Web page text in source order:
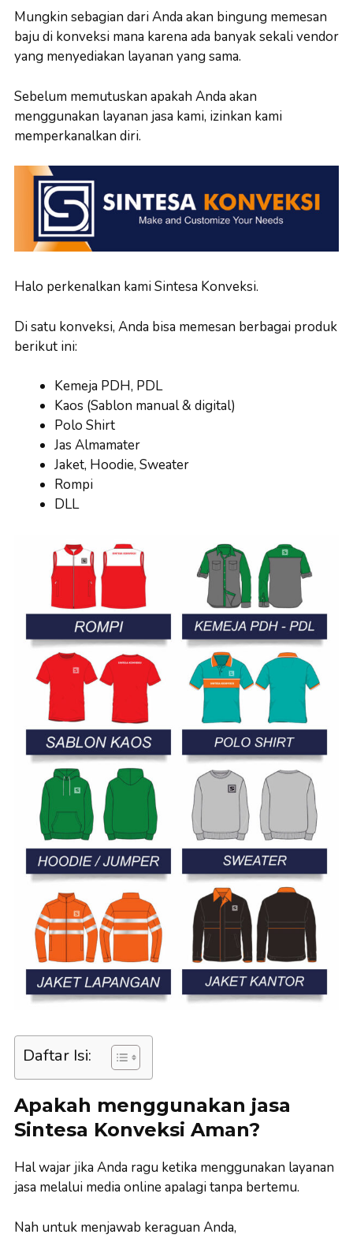
Mungkin sebagian dari Anda akan bingung memesan
baju di konveksi mana karena ada banyak sekali vendor
yang menyediakan layanan yang sama.
Sebelum memutuskan apakah Anda akan
menggunakan layanan jasa kami, izinkan kami
memperkanalkan diri.
Halo perkenalkan kami Sintesa Konveksi.
Di satu konveksi, Anda bisa memesan berbagai produk
berikut ini:
Kemeja PDH, PDL
Kaos (Sablon manual & digital)
Polo Shirt
Jas Almamater
Jaket, Hoodie, Sweater
Rompi
DLL
Daftar Isi:
Apakah menggunakan jasa
Sintesa Konveksi Aman?
Hal wajar jika Anda ragu ketika menggunakan layanan
jasa melalui media online apalagi tanpa bertemu.
Nah untuk menjawab keraguan Anda,